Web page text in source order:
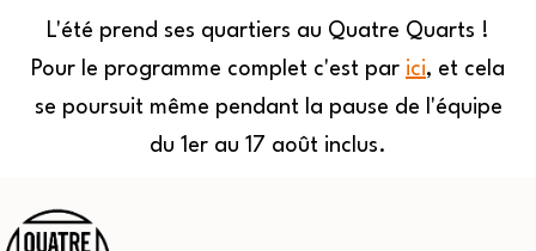
L'été prend ses quartiers au Quatre Quarts !
Pour le programme complet c'est par ici, et cela
se poursuit même pendant la pause de l'équipe
du 1er au 17 août inclus.
au